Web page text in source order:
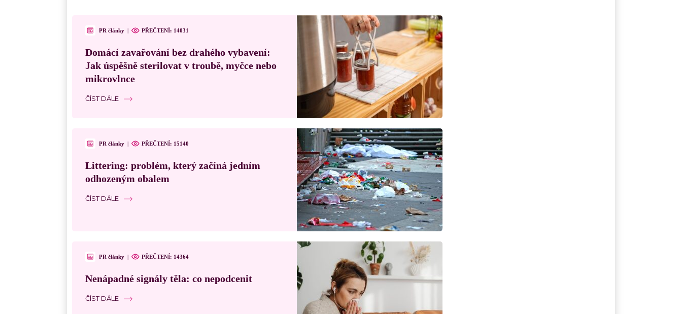
PR články | PŘEČTENÍ: 14031
Domácí zavařování bez drahého vybavení:
Jak úspěšně sterilovat v troubě, myčce nebo
mikrovlnce
ČÍST DÁLE
PR články | PŘEČTENÍ: 15140
Littering: problém, který začíná jedním
odhozeným obalem
ČÍST DÁLE
PR články | PŘEČTENÍ: 14364
Nenápadné signály těla: co nepodcenit
ČÍST DÁLE